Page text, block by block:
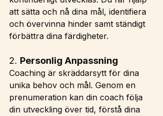
att sätta och nå dina mål, identifiera
och övervinna hinder samt ständigt
förbättra dina färdigheter.
2. Personlig Anpassning
Coaching är skräddarsytt för dina
unika behov och mål. Genom en
prenumeration kan din coach följa
din utveckling över tid, förstå dina